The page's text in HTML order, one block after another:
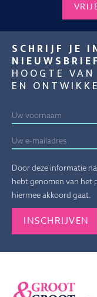
SCHRIJF JE
NIEUWSBRIEF
HOOGTE
EN
Door deze informatie
hebt genomen van het
hiermee akkoord gaat.